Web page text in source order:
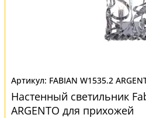
FABIAN W1535.2
Настенный светильник
ARGENTO для прихожей